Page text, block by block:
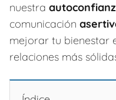
nuestra
comunicación
mejorar tu bienestar
relaciones más